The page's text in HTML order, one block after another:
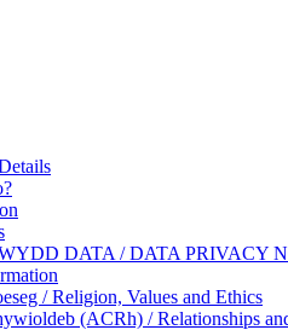
DATA / DATA PRIVACY
/ Religion, Values and Ethics
(ACRh) / Relationships